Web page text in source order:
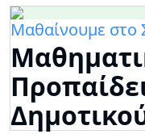
Μαθαίνουμε στο